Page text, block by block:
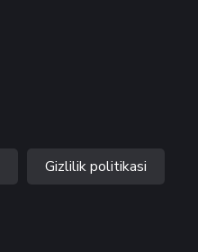
Gizlilik politikasi